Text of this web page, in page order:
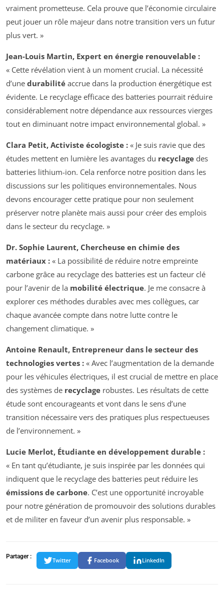
vraiment prometteuse. Cela prouve que l’économie circulaire
peut jouer un rôle majeur dans notre transition vers un futur
plus vert. »
Jean-Louis Martin, Expert en énergie renouvelable :
« Cette révélation vient à un moment crucial. La nécessité
d’une durabilité accrue dans la production énergétique est
évidente. Le recyclage efficace des batteries pourrait réduire
considérablement notre dépendance aux ressources vierges
tout en diminuant notre impact environnemental global. »
Clara Petit, Activiste écologiste : « Je suis ravie que des
études mettent en lumière les avantages du recyclage des
batteries lithium-ion. Cela renforce notre position dans les
discussions sur les politiques environnementales. Nous
devons encourager cette pratique pour non seulement
préserver notre planète mais aussi pour créer des emplois
dans le secteur du recyclage. »
Dr. Sophie Laurent, Chercheuse en chimie des
matériaux : « La possibilité de réduire notre empreinte
carbone grâce au recyclage des batteries est un facteur clé
pour l’avenir de la mobilité électrique. Je me consacre à
explorer ces méthodes durables avec mes collègues, car
chaque avancée compte dans notre lutte contre le
changement climatique. »
Antoine Renault, Entrepreneur dans le secteur des
technologies vertes : « Avec l’augmentation de la demande
pour les véhicules électriques, il est crucial de mettre en place
des systèmes de recyclage robustes. Les résultats de cette
étude sont encourageants et vont dans le sens d’une
transition nécessaire vers des pratiques plus respectueuses
de l’environnement. »
Lucie Merlot, Étudiante en développement durable :
« En tant qu’étudiante, je suis inspirée par les données qui
indiquent que le recyclage des batteries peut réduire les
émissions de carbone. C’est une opportunité incroyable
pour notre génération de promouvoir des solutions durables
et de militer en faveur d’un avenir plus responsable. »
Partager :
Twitter Facebook LinkedIn